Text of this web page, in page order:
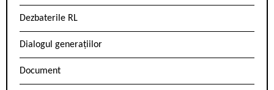
Dezbaterile RL
Dialogul generațiilor
Document